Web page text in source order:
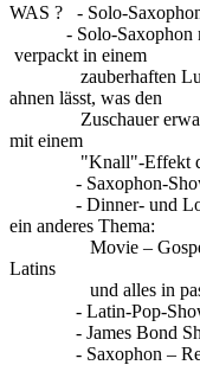
WAS ? - Solo-
- Solo-Saxophon mit
verpackt in einem
zauberhaften
ahnen lässt, was den
Zuschauer erwartet,
mit einem
"Knall"-Effekt der
- Saxophon-Show
- Dinner- und
ein anderes Thema:
Movie – Gospel –
Latins
und alles in
- Latin-Pop-Show
- James Bond
- Saxophon –